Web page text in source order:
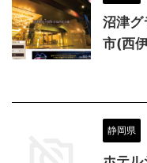
沼津グ
市(西
静岡県